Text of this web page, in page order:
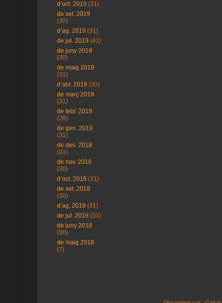
d’oct. 2019 (31)
de set. 2019
(30)
d’ag. 2019 (31)
de jul. 2019 (41)
de juny 2019
(30)
de maig 2019
(31)
d’abr. 2019 (30)
de març 2019
(31)
de febr. 2019
(28)
de gen. 2019
(31)
de des. 2018
(31)
de nov. 2018
(30)
d’oct. 2018 (31)
de set. 2018
(30)
d’ag. 2018 (31)
de jul. 2018 (31)
de juny 2018
(30)
de maig 2018
(7)